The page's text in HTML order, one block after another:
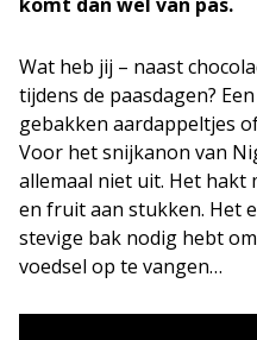
Wat heb jij – naast
tijdens de paasdagen?
gebakken aardappeltjes
Voor het snijkanon van
allemaal niet uit. Het hakt
en fruit aan stukken. Het
stevige bak nodig hebt
voedsel op te vangen…